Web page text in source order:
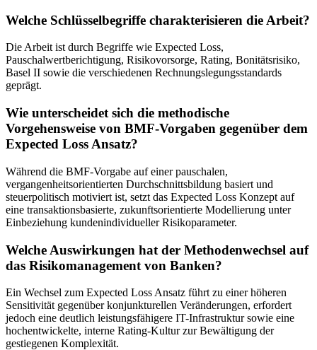
Welche Schlüsselbegriffe charakterisieren die Arbeit?
Die Arbeit ist durch Begriffe wie Expected Loss,
Pauschalwertberichtigung, Risikovorsorge, Rating, Bonitätsrisiko,
Basel II sowie die verschiedenen Rechnungslegungsstandards
geprägt.
Wie unterscheidet sich die methodische
Vorgehensweise von BMF-Vorgaben gegenüber dem
Expected Loss Ansatz?
Während die BMF-Vorgabe auf einer pauschalen,
vergangenheitsorientierten Durchschnittsbildung basiert und
steuerpolitisch motiviert ist, setzt das Expected Loss Konzept auf
eine transaktionsbasierte, zukunftsorientierte Modellierung unter
Einbeziehung kundenindividueller Risikoparameter.
Welche Auswirkungen hat der Methodenwechsel auf
das Risikomanagement von Banken?
Ein Wechsel zum Expected Loss Ansatz führt zu einer höheren
Sensitivität gegenüber konjunkturellen Veränderungen, erfordert
jedoch eine deutlich leistungsfähigere IT-Infrastruktur sowie eine
hochentwickelte, interne Rating-Kultur zur Bewältigung der
gestiegenen Komplexität.